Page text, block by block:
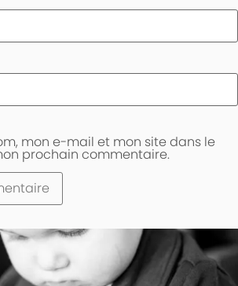
mon e-mail et mon site dans le
prochain commentaire.